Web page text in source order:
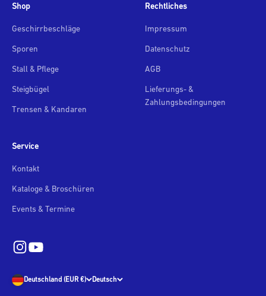
Shop
Geschirrbeschläge
Sporen
Stall & Pflege
Steigbügel
Trensen & Kandaren
Rechtliches
Impressum
Datenschutz
AGB
Lieferungs- &
Zahlungsbedingungen
Service
Kontakt
Kataloge & Broschüren
Events & Termine
Deutschland (EUR €) Deutsch